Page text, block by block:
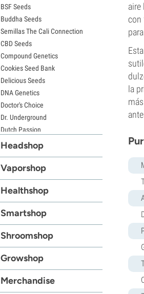
aire
con
la
Semillas de Chemdawg
Semillas de Hindu Kush
Semillas de Mimosa
BSF Seeds
Buddha Seeds
Semillas The Cali Connection
CBD Seeds
Compound Genetics
Cookies Seed Bank
Delicious Seeds
DNA Genetics
Doctor's Choice
Dr. Underground
Dutch Passion
Elite Seeds
Exotic Seed
Expert Seeds
FastBuds
Female Seeds
French Touch Seeds
Garden of Green
GeneSeeds
G13 Labs
Grass-O-Matic
Headshop
Vaporshop
Healthshop
Smartshop
Shroomshop
Growshop
Merchandise